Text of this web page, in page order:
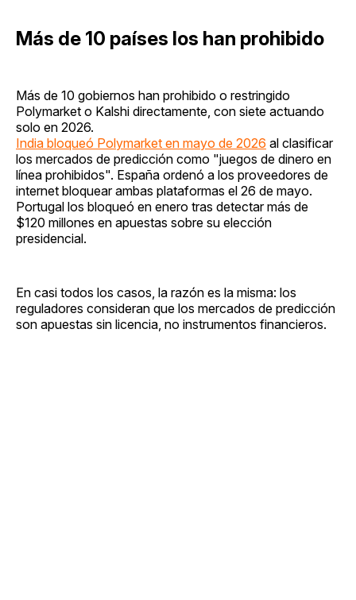
Más de 10 países los han prohibido
Más de 10 gobiernos han prohibido o restringido
Polymarket o Kalshi directamente, con siete actuando
solo en 2026.
India bloqueó Polymarket en mayo de 2026 al clasificar
los mercados de predicción como "juegos de dinero en
línea prohibidos". España ordenó a los proveedores de
internet bloquear ambas plataformas el 26 de mayo.
Portugal los bloqueó en enero tras detectar más de
$120 millones en apuestas sobre su elección
presidencial.
En casi todos los casos, la razón es la misma: los
reguladores consideran que los mercados de predicción
son apuestas sin licencia, no instrumentos financieros.